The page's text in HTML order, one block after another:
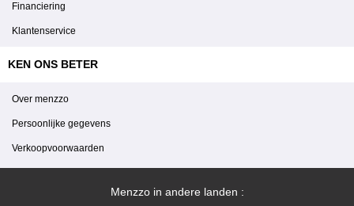
Financiering
Klantenservice
KEN ONS BETER
Over menzzo
Persoonlijke gegevens
Verkoopvoorwaarden
Menzzo in andere landen :